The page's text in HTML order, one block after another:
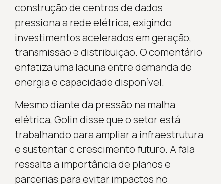
construção de centros de dados
pressiona a rede elétrica, exigindo
investimentos acelerados em geração,
transmissão e distribuição. O comentário
enfatiza uma lacuna entre demanda de
energia e capacidade disponível.
Mesmo diante da pressão na malha
elétrica, Golin disse que o setor está
trabalhando para ampliar a infraestrutura
e sustentar o crescimento futuro. A fala
ressalta a importância de planos e
parcerias para evitar impactos no